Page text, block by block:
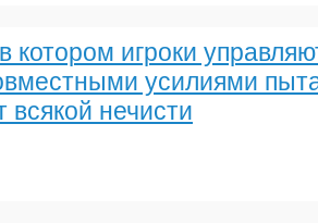
игроки
усилиями
всякой нечисти